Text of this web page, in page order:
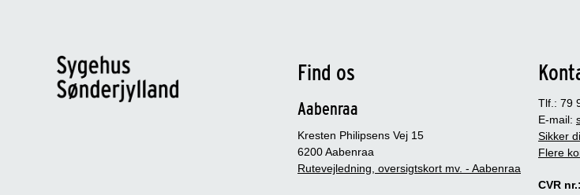
Find os
Aabenraa
Kresten Philipsens Vej 15
6200 Aabenraa
Rutevejledning, oversigtskort mv. - Aabenraa
Tlf.: 79
E-mail:
Sikker
Flere
CVR nr.: